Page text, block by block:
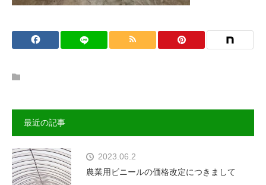
最近の記事
2023.06.2
農業用ビニールの価格改定につきまして